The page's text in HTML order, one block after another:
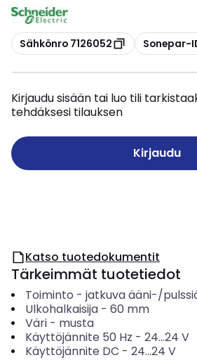
Kopioi
Sähkönro 7126052 Kopioi
Sonepar-
Kirjaudu sisään tai luo tili
tehdäksesi tilauksen
Kirjaudu
Katso tuotedokumentit
Tärkeimmät tuotetiedot
Toiminto - jatkuva ääni-/
Ulkohalkaisija- 60 mm
Väri- musta
Käyttöjännite 50 Hz - 24...24 V
Käyttöjännite DC - 24...24 V